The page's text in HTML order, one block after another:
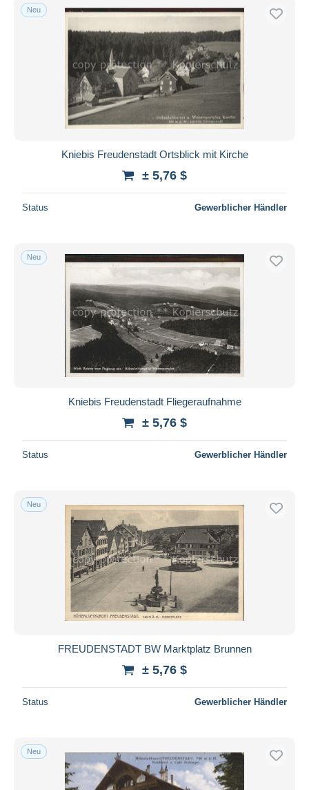
Neu
Kniebis Freudenstadt Ortsblick mit Kirche
± 5,76 $
Status Gewerblicher Händler
Neu
Kniebis Freudenstadt Fliegeraufnahme
± 5,76 $
Status Gewerblicher Händler
Neu
FREUDENSTADT BW Marktplatz Brunnen
± 5,76 $
Status Gewerblicher Händler
Neu